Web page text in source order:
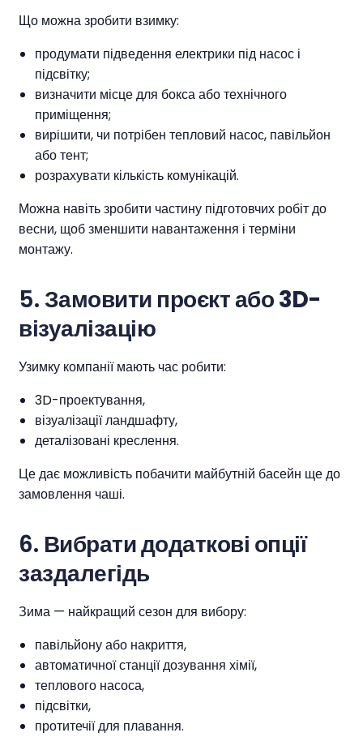
Що можна зробити взимку:
продумати підведення електрики під насос і
підсвітку;
визначити місце для бокса або технічного
приміщення;
вирішити, чи потрібен тепловий насос, павільйон
або тент;
розрахувати кількість комунікацій.
Можна навіть зробити частину підготовчих робіт до
весни, щоб зменшити навантаження і терміни
монтажу.
5.Замовити проєкт або 3D-
візуалізацію
Узимку компанії мають час робити:
3D-проектування,
візуалізації ландшафту,
деталізовані креслення.
Це дає можливість побачити майбутній басейн ще до
замовлення чаші.
6. Вибрати додаткові опції
заздалегідь
Зима — найкращий сезон для вибору:
павільйону або накриття,
автоматичної станції дозування хімії,
теплового насоса,
підсвітки,
протитечії для плавання.